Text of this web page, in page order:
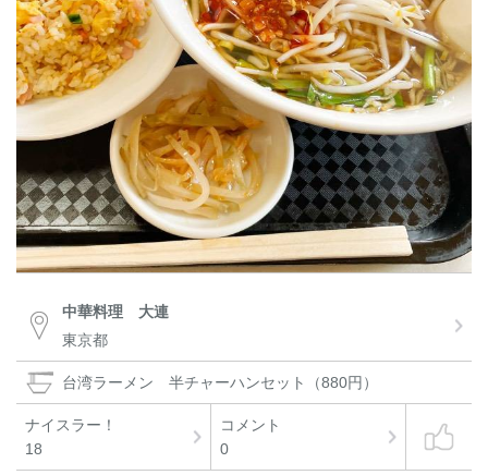
中華料理 大連
東京都
台湾ラーメン 半チャーハンセット（880円）
ナイスラー！
18
コメント
0